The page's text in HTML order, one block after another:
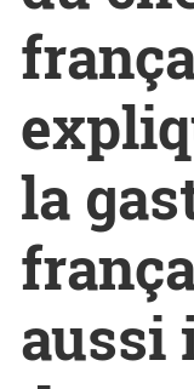
la
aussi